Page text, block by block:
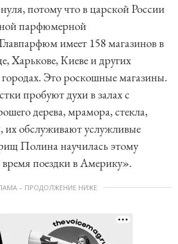
потому что в царской России
парфюмерной
имеет 158 магазинов в
Харькове, Киеве и других
Это роскошные магазины.
пробуют духи в залах с
дерева, мрамора, стекла,
их обслуживают услужливые
Полина научилась этому
поездки в Америку».
– ПРОДОЛЖЕНИЕ НИЖЕ